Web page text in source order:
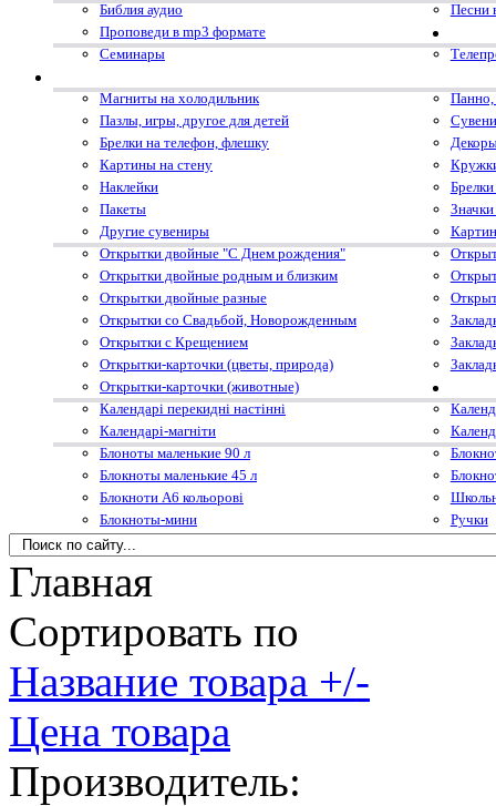
Библия аудио
Песни
Проповеди в mp3 формате
Семинары
Магниты на холодильник
Панно,
Пазлы, игры, другое для детей
Брелки на телефон, флешку
Картины на стену
Наклейки
Пакеты
Другие сувениры
Открытки двойные "С Днем рождения"
Открытки двойные родным и близким
Открытки двойные разные
Открытки со Свадьбой, Новорожденным
Открытки с Крещением
Открытки-карточки (цветы, природа)
Открытки-карточки (животные)
Календарі перекидні настінні
Календарі-магніти
Блоноты маленькие 90 л
Блокноты маленькие 45 л
Блокноти А6 кольорові
Блокноты-мини
Ручки
Главная
Сортировать по
Название товара +/-
Цена товара
Производитель: